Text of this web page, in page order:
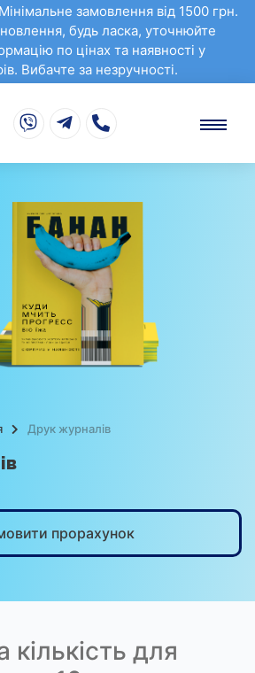
замовлення від 1500 грн.
будь ласка, уточнюйте
по цінах та наявності у
Вибачте за незручності.
Друк журналів
прорахунок
кількість для